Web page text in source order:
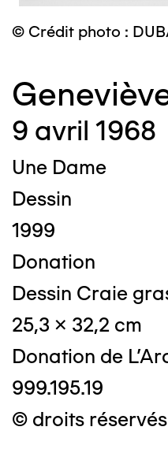
© Crédit photo :
9 avril 1968
Une Dame
Dessin
1999
Donation
Dessin Craie
25,3 x 32,2 cm
Donation de
999.195.19
© droits réservés